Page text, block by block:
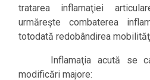
tratarea inflamaţiei
urmăreşte combaterea
totodată redobândirea
Inflamaţia acută se
modificări majore: